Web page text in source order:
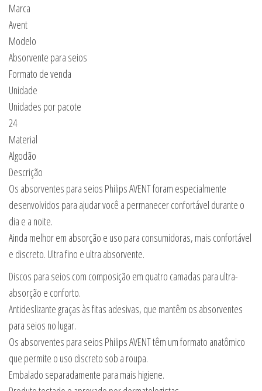
Marca
Avent
Modelo
Absorvente para seios
Formato de venda
Unidade
Unidades por pacote
24
Material
Algodão
Descrição
Os absorventes para seios Philips AVENT foram especialmente
desenvolvidos para ajudar você a permanecer confortável durante o
dia e a noite.
Ainda melhor em absorção e uso para consumidoras, mais confortável
e discreto. Ultra fino e ultra absorvente.
Discos para seios com composição em quatro camadas para ultra-
absorção e conforto.
Antideslizante graças às fitas adesivas, que mantêm os absorventes
para seios no lugar.
Os absorventes para seios Philips AVENT têm um formato anatômico
que permite o uso discreto sob a roupa.
Embalado separadamente para mais higiene.